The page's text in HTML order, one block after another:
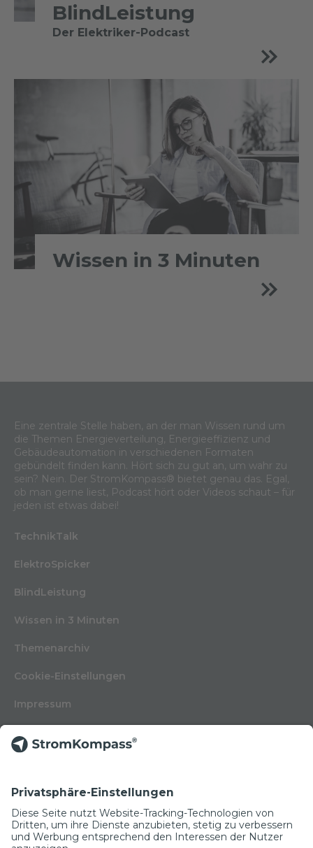
BlindLeistung
Der Elektriker-Podcast
Wissen in 3 Minuten
Eine zentrale Stelle haben, an der man Wissen rund um
die Themen Energieverteilung, Energieeffizienz und
Gebäudeautomation in verschiedenen Formaten
gebündelt finden kann. Hört sich zu gut an, um wahr zu
sein? Nein. Der StromKompass® bietet genau das. Egal,
ob man gerne liest, Podcast hört oder Videos schaut – für
jeden ist etwas dabei!
TechnikTalk
ElektroSpicker
BlindLeistung
Wissen in 3 Minuten
Themenarchiv
Cookie-Einstellungen
Impressum
Kontakt
Glossar